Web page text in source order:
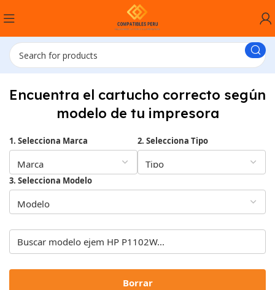
Encuentra el cartucho correcto según
modelo de tu impresora
1. Selecciona Marca 2. Selecciona Tipo
3. Selecciona Modelo
Borrar